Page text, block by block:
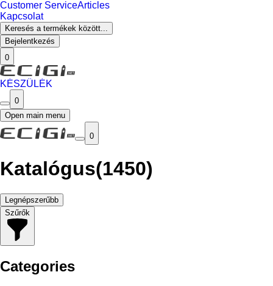
Customer ServiceArticles
Kapcsolat
Keresés a termékek között...
Bejelentkezés
0
KÉSZÜLÉK
0
Open main menu
0
Katalógus(1450)
Legnépszerűbb
Szűrők
Categories